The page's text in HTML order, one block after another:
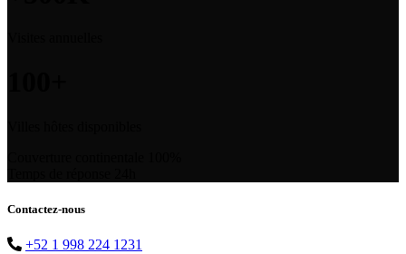
Contactez-nous
+52 1 998 224 1231